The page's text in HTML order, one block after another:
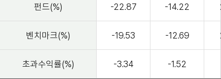
펀드(%) -22.87 -14.22
벤치마크(%) -19.53 -12.69
초과수익률(%) -3.34 -1.52